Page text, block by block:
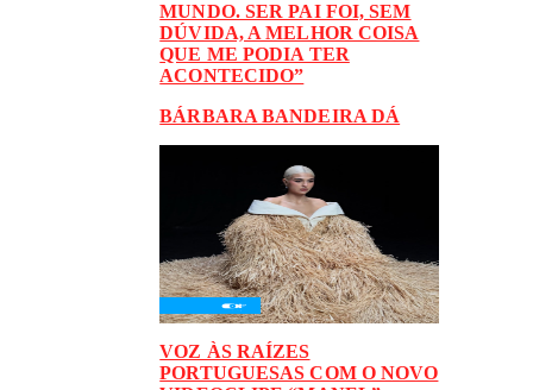
MUNDO. SER PAI FOI, SEM
DÚVIDA, A MELHOR COISA
QUE ME PODIA TER
ACONTECIDO”
BÁRBARA BANDEIRA DÁ
VOZ ÀS RAÍZES
PORTUGUESAS COM O NOVO